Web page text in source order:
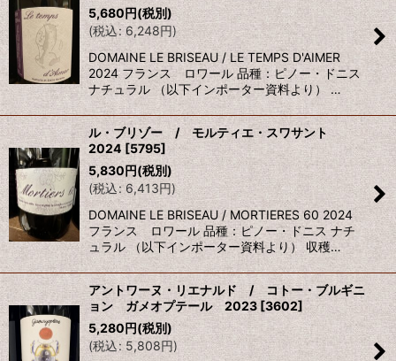
5,680円(税別)
(税込: 6,248円)
DOMAINE LE BRISEAU / LE TEMPS D'AIMER
2024 フランス ロワール 品種：ピノー・ドニス
ナチュラル （以下インポーター資料より） …
ル・ブリゾー / モルティエ・スワサント
2024 [5795]
5,830円(税別)
(税込: 6,413円)
DOMAINE LE BRISEAU / MORTIERES 60 2024
フランス ロワール 品種：ピノー・ドニス ナチ
ュラル （以下インポーター資料より） 収穫…
アントワーヌ・リエナルド / コトー・ブルギニ
ョン ガメオプテール 2023 [3602]
5,280円(税別)
(税込: 5,808円)